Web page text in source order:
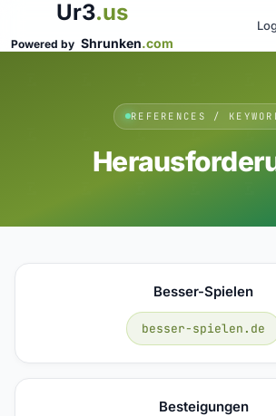
Ur3.us
Powered by Shrunken.com
REFERENCES /
Besser-Spielen
besser-spielen.de
Besteigungen